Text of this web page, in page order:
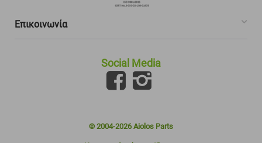
Επικοινωνία
Social Media
© 2004-2026 Aiolos Parts